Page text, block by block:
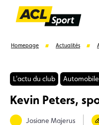
Suggestions
Homepage Actualités
L'actu du club Automobile
Kevin Peters,
Josiane Majerus